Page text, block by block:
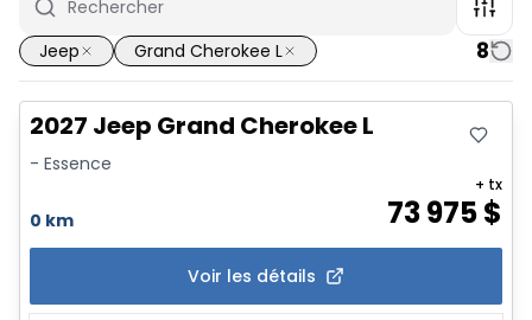
Jeep Grand Cherokee L 8
2027 Jeep Grand Cherokee L
- Essence
0 km 73 975$
+ tx
Voir les détails